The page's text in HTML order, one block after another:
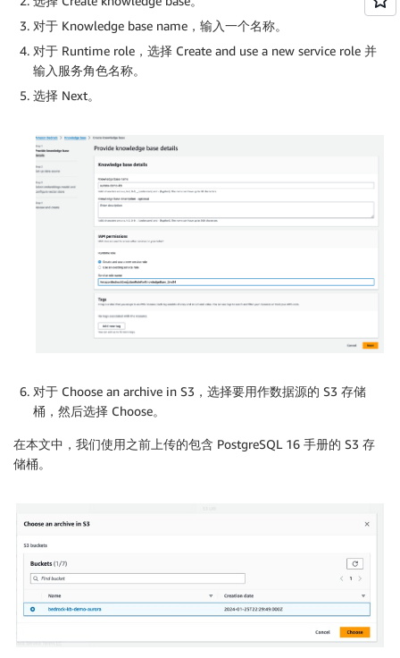
对于 Knowledge base name，输入一个名称。
对于 Runtime role，选择 Create and use a new service role 并
输入服务角色名称。
选择 Next。
对于 Choose an archive in S3，选择要用作数据源的 S3 存储
桶，然后选择 Choose。
在本文中，我们使用之前上传的包含 PostgreSQL 16 手册的 S3 存
储桶。